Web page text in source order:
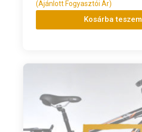
(Ajánlott Fogyasztói Ár)
Kosárba teszem